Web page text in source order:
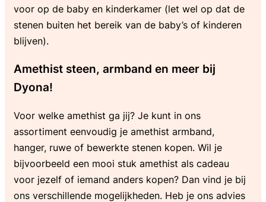
voor op de baby en kinderkamer (let wel op dat de
stenen buiten het bereik van de baby’s of kinderen
blijven).
Amethist steen, armband en meer bij
Dyona!
Voor welke amethist ga jij? Je kunt in ons
assortiment eenvoudig je amethist armband,
hanger, ruwe of bewerkte stenen kopen. Wil je
bijvoorbeeld een mooi stuk amethist als cadeau
voor jezelf of iemand anders kopen? Dan vind je bij
ons verschillende mogelijkheden. Heb je ons advies